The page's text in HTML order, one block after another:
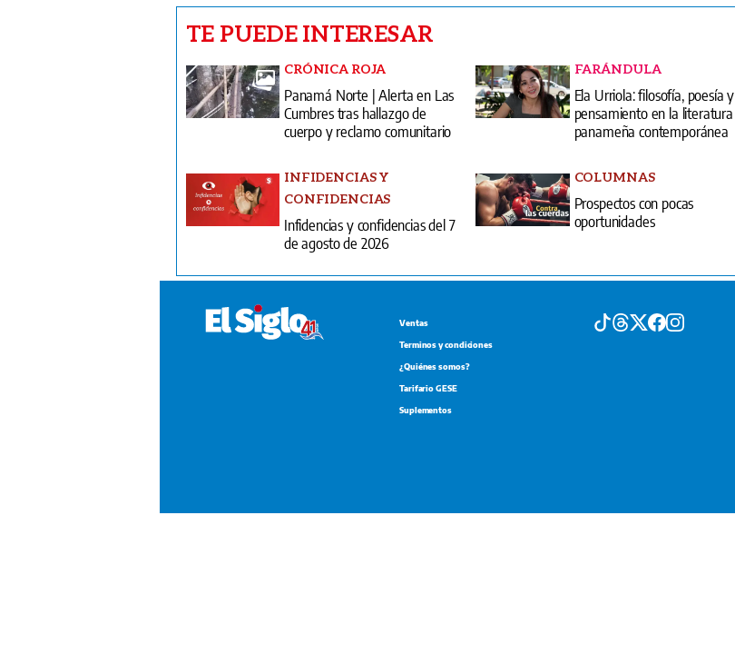
TE PUEDE INTERESAR
CRÓNICA ROJA
Panamá Norte | Alerta en Las
Cumbres tras hallazgo de
cuerpo y reclamo comunitario
FARÁNDULA
Ela Urriola: filosofía, poesía y
pensamiento en la literatura
panameña contemporánea
INFIDENCIAS Y
CONFIDENCIAS
Infidencias y confidencias del 7
de agosto de 2026
COLUMNAS
Prospectos con pocas
oportunidades
Ventas
Terminos y condiciones
¿Quiénes somos?
Tarifario GESE
Suplementos